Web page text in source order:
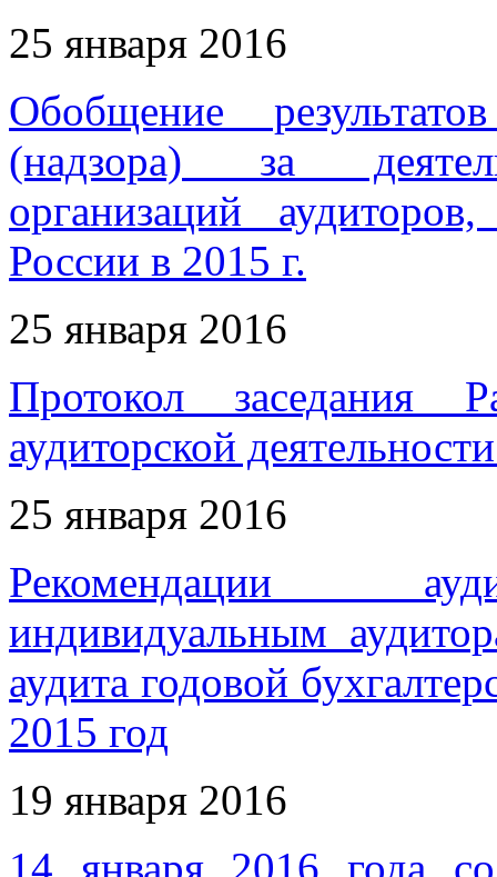
25 января 2016
Обобщение
(надзора) за
организаций
России в 2015 г.
25 января 2016
Протокол заседания
аудиторской
25 января 2016
Рекомендации
индивидуальным
аудита годовой
2015 год
19 января 2016
14 января 2016 года